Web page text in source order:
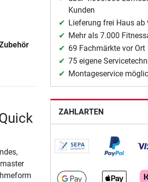
Kunden
Lieferung frei Haus ab
Mehr als 7.000
69 Fachmärkte vor Ort
75 eigene
Montageservice
ZAHLARTEN